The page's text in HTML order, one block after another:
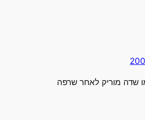
שדה מוריק לאחר שרפה